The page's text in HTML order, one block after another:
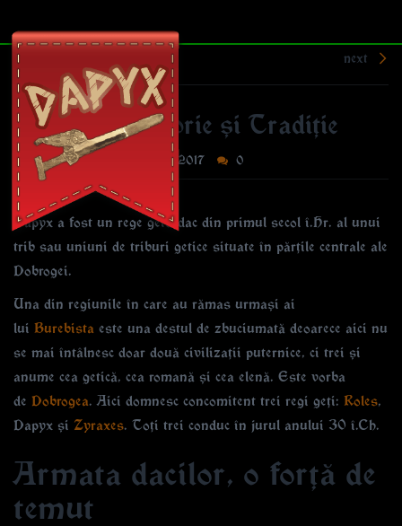
next
DAPYX – Istorie și Tradiție
Author:Dapyx April 1, 2017 0
Dapyx a fost un rege geto-dac din primul secol î.Hr. al unui
trib sau uniuni de triburi getice situate în părţile centrale ale
Dobrogei.
Una din regiunile în care au rămas urmași ai
lui Burebista este una destul de zbuciumată deoarece aici nu
se mai întâlnesc doar două civilizații puternice, ci trei și
anume cea getică, cea romană și cea elenă. Este vorba
de Dobrogea. Aici domnesc concomitent trei regi geți: Roles,
Dapyx și Zyraxes. Toți trei conduc în jurul anului 30 î.Ch.
Armata dacilor, o forță de
temut